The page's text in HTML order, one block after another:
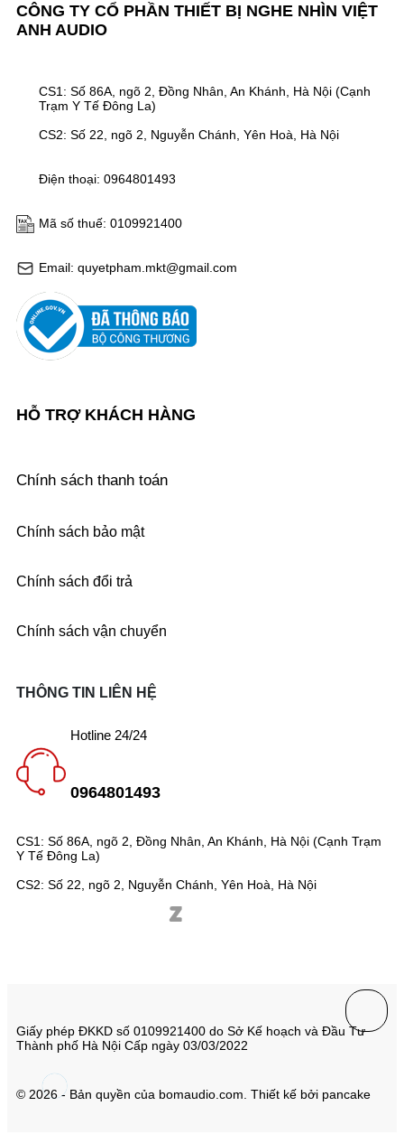
CÔNG TY CỔ PHẦN THIẾT BỊ NGHE NHÌN VIỆT
ANH AUDIO
Email: quyetpham.mkt@gmail.com
Mã số thuế: 0109921400
Điện thoại: 0964801493
CS1: Số 86A, ngõ 2, Đồng Nhân, An Khánh, Hà Nội (Cạnh
Trạm Y Tế Đông La)
CS2: Số 22, ngõ 2, Nguyễn Chánh, Yên Hoà, Hà Nội
HỖ TRỢ KHÁCH HÀNG
Chính sách thanh toán
Chính sách bảo mật
Chính sách đổi trả
Chính sách vận chuyển
CS1: Số 86A, ngõ 2, Đồng Nhân, An Khánh, Hà Nội (Cạnh Trạm
Y Tế Đông La)
CS2: Số 22, ngõ 2, Nguyễn Chánh, Yên Hoà, Hà Nội
THÔNG TIN LIÊN HỆ
Hotline 24/24
0964801493
Giấy phép ĐKKD số 0109921400 do Sở Kế hoạch và Đầu Tư
Thành phố Hà Nội Cấp ngày 03/03/2022
© 2026 - Bản quyền của bomaudio.com. Thiết kế bởi pancake